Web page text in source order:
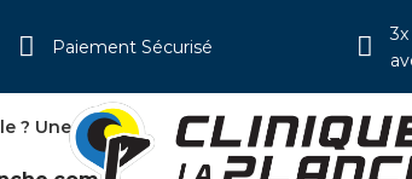
Paiement Sécurisé
? Une